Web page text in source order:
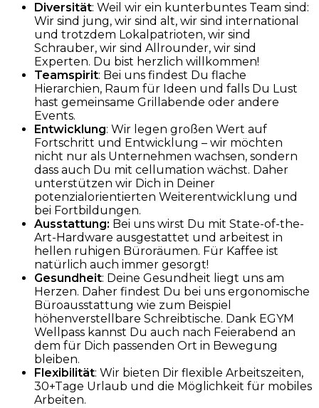
Diversität: Weil wir ein kunterbuntes Team sind:
Wir sind jung, wir sind alt, wir sind international
und trotzdem Lokalpatrioten, wir sind
Schrauber, wir sind Allrounder, wir sind
Experten. Du bist herzlich willkommen!
Teamspirit: Bei uns findest Du flache
Hierarchien, Raum für Ideen und falls Du Lust
hast gemeinsame Grillabende oder andere
Events.
Entwicklung: Wir legen großen Wert auf
Fortschritt und Entwicklung – wir möchten
nicht nur als Unternehmen wachsen, sondern
dass auch Du mit cellumation wächst. Daher
unterstützen wir Dich in Deiner
potenzialorientierten Weiterentwicklung und
bei Fortbildungen.
Ausstattung: Bei uns wirst Du mit State-of-the-
Art-Hardware ausgestattet und arbeitest in
hellen ruhigen Büroräumen. Für Kaffee ist
natürlich auch immer gesorgt!
Gesundheit: Deine Gesundheit liegt uns am
Herzen. Daher findest Du bei uns ergonomische
Büroausstattung wie zum Beispiel
höhenverstellbare Schreibtische. Dank EGYM
Wellpass kannst Du auch nach Feierabend an
dem für Dich passenden Ort in Bewegung
bleiben.
Flexibilität: Wir bieten Dir flexible Arbeitszeiten,
30+Tage Urlaub und die Möglichkeit für mobiles
Arbeiten.